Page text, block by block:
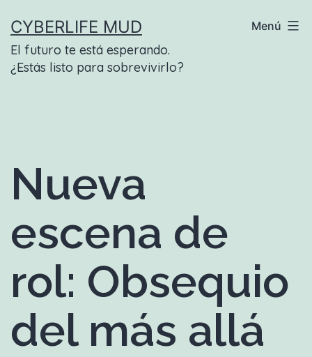
contenido
CYBERLIFE MUD
El futuro te está esperando.
¿Estás listo para sobrevivirlo?
Menú
Nueva
escena de
rol: Obsequio
del más allá